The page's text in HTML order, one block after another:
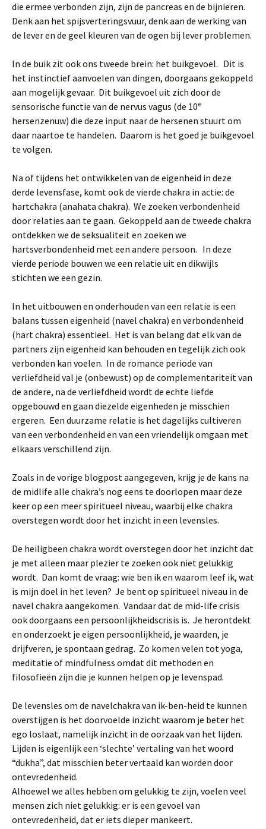
die ermee verbonden zijn, zijn de pancreas en de bijnieren.
Denk aan het spijsverteringsvuur, denk aan de werking van
de lever en de geel kleuren van de ogen bij lever problemen.
In de buik zit ook ons tweede brein: het buikgevoel. Dit is
het instinctief aanvoelen van dingen, doorgaans gekoppeld
aan mogelijk gevaar. Dit buikgevoel uit zich door de
sensorische functie van de nervus vagus (de 10e
hersenzenuw) die deze input naar de hersenen stuurt om
daar naartoe te handelen. Daarom is het goed je buikgevoel
te volgen.
Na of tijdens het ontwikkelen van de eigenheid in deze
derde levensfase, komt ook de vierde chakra in actie: de
hartchakra (anahata chakra). We zoeken verbondenheid
door relaties aan te gaan. Gekoppeld aan de tweede chakra
ontdekken we de seksualiteit en zoeken we
hartsverbondenheid met een andere persoon. In deze
vierde periode bouwen we een relatie uit en dikwijls
stichten we een gezin.
In het uitbouwen en onderhouden van een relatie is een
balans tussen eigenheid (navel chakra) en verbondenheid
(hart chakra) essentieel. Het is van belang dat elk van de
partners zijn eigenheid kan behouden en tegelijk zich ook
verbonden kan voelen. In de romance periode van
verliefdheid val je (onbewust) op de complementariteit van
de andere, na de verliefdheid wordt de echte liefde
opgebouwd en gaan diezelde eigenheden je misschien
ergeren. Een duurzame relatie is het dagelijks cultiveren
van een verbondenheid en van een vriendelijk omgaan met
elkaars verschillend zijn.
Zoals in de vorige blogpost aangegeven, krijg je de kans na
de midlife alle chakra’s nog eens te doorlopen maar deze
keer op een meer spiritueel niveau, waarbij elke chakra
overstegen wordt door het inzicht in een levensles.
De heiligbeen chakra wordt overstegen door het inzicht dat
je met alleen maar plezier te zoeken ook niet gelukkig
wordt. Dan komt de vraag: wie ben ik en waarom leef ik, wat
is mijn doel in het leven? Je bent op spiritueel niveau in de
navel chakra aangekomen. Vandaar dat de mid-life crisis
ook doorgaans een persoonlijkheidscrisis is. Je herontdekt
en onderzoekt je eigen persoonlijkheid, je waarden, je
drijfveren, je spontaan gedrag. Zo komen velen tot yoga,
meditatie of mindfulness omdat dit methoden en
filosofieën zijn die je kunnen helpen op je levenspad.
De levensles om de navelchakra van ik-ben-heid te kunnen
overstijgen is het doorvoelde inzicht waarom je beter het
ego loslaat, namelijk inzicht in de oorzaak van het lijden.
Lijden is eigenlijk een ‘slechte’ vertaling van het woord
“dukha”, dat misschien beter vertaald kan worden door
ontevredenheid.
Alhoewel we alles hebben om gelukkig te zijn, voelen veel
mensen zich niet gelukkig: er is een gevoel van
ontevredenheid, dat er iets dieper mankeert.